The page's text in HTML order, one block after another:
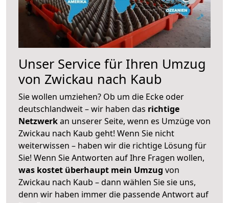
Unser Service für Ihren Umzug
von Zwickau nach Kaub
Sie wollen umziehen? Ob um die Ecke oder
deutschlandweit – wir haben das richtige
Netzwerkan unserer Seite, wenn es Umzüge von
Zwickau nach Kaub geht! Wenn Sie nicht
weiterwissen – haben wir die richtige Lösung für
Sie! Wenn Sie Antworten auf Ihre Fragen wollen,
was kostet überhaupt mein Umzug von
Zwickau nach Kaub – dann wählen Sie sie uns,
denn wir haben immer die passende Antwort auf